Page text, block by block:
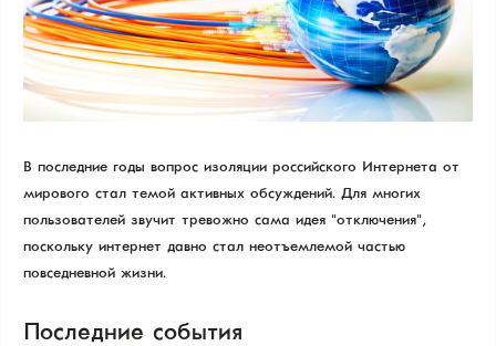
В последние годы вопрос изоляции российского Интернета от
мирового стал темой активных обсуждений. Для многих
пользователей звучит тревожно сама идея "отключения",
поскольку интернет давно стал неотъемлемой частью
повседневной жизни.
Последние события